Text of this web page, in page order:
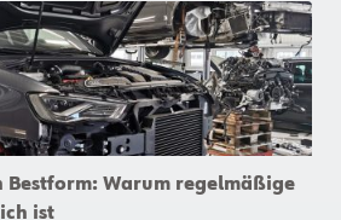
Warum regelmäßige
ist